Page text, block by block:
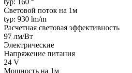
Световой поток на 1м
typ: 930 lm/m
Расчетная световая эффективность
97 лм/Вт
Электрические
Напряжение питания
24 V
Мощность на 1м